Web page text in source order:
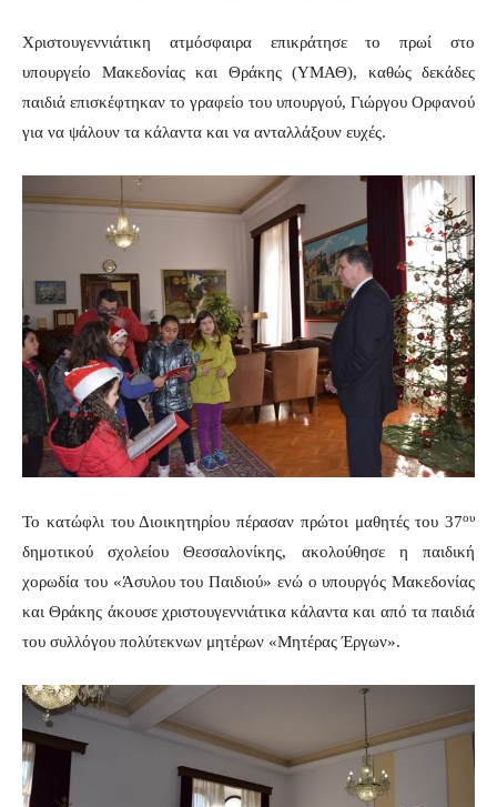
Χριστουγεννιάτικη ατμόσφαιρα επικράτησε το πρωί στο
υπουργείο Μακεδονίας και Θράκης (ΥΜΑΘ), καθώς δεκάδες
παιδιά επισκέφτηκαν το γραφείο του υπουργού, Γιώργου Ορφανού
για να ψάλουν τα κάλαντα και να ανταλλάξουν ευχές.
Το κατώφλι του Διοικητηρίου πέρασαν πρώτοι μαθητές του 37ου
δημοτικού σχολείου Θεσσαλονίκης, ακολούθησε η παιδική
χορωδία του «Άσυλου του Παιδιού» ενώ ο υπουργός Μακεδονίας
και Θράκης άκουσε χριστουγεννιάτικα κάλαντα και από τα παιδιά
του συλλόγου πολύτεκνων μητέρων «Μητέρας Έργων».